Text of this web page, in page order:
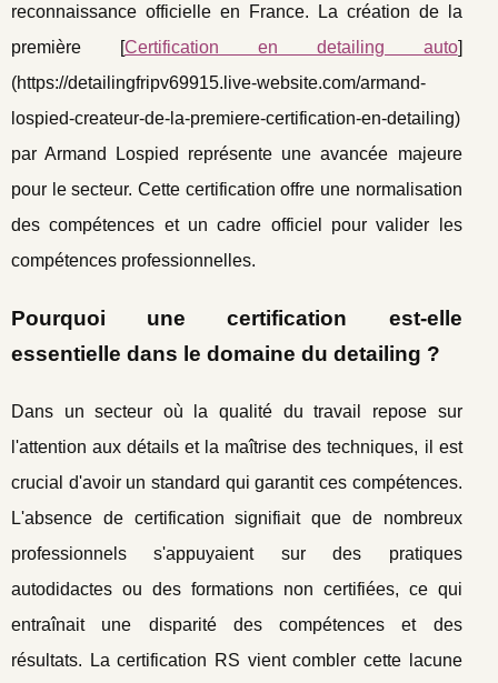
reconnaissance officielle en France. La création de la
première [Certification en detailing auto]
(https://detailingfripv69915.live-website.com/armand-
lospied-createur-de-la-premiere-certification-en-detailing)
par Armand Lospied représente une avancée majeure
pour le secteur. Cette certification offre une normalisation
des compétences et un cadre officiel pour valider les
compétences professionnelles.
Pourquoi une certification est-elle
essentielle dans le domaine du detailing ?
Dans un secteur où la qualité du travail repose sur
l'attention aux détails et la maîtrise des techniques, il est
crucial d'avoir un standard qui garantit ces compétences.
L'absence de certification signifiait que de nombreux
professionnels s'appuyaient sur des pratiques
autodidactes ou des formations non certifiées, ce qui
entraînait une disparité des compétences et des
résultats. La certification RS vient combler cette lacune